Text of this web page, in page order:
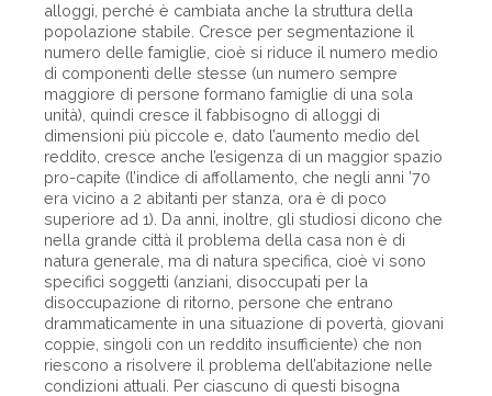
alloggi, perché è cambiata anche la struttura della
popolazione stabile. Cresce per segmentazione il
numero delle famiglie, cioè si riduce il numero medio
di componenti delle stesse (un numero sempre
maggiore di persone formano famiglie di una sola
unità), quindi cresce il fabbisogno di alloggi di
dimensioni più piccole e, dato l’aumento medio del
reddito, cresce anche l’esigenza di un maggior spazio
pro-capite (l’indice di affollamento, che negli anni ’70
era vicino a 2 abitanti per stanza, ora è di poco
superiore ad 1). Da anni, inoltre, gli studiosi dicono che
nella grande città il problema della casa non è di
natura generale, ma di natura specifica, cioè vi sono
specifici soggetti (anziani, disoccupati per la
disoccupazione di ritorno, persone che entrano
drammaticamente in una situazione di povertà, giovani
coppie, singoli con un reddito insufficiente) che non
riescono a risolvere il problema dell’abitazione nelle
condizioni attuali. Per ciascuno di questi bisogna